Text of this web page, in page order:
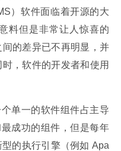
）软件面临着开源的大
料但是非常让人惊喜的
的差异已不再明显，并
，软件的开发者和使用
单一的软件组件占主导
成功的组件，但是每年
的执行引擎（例如 Apa